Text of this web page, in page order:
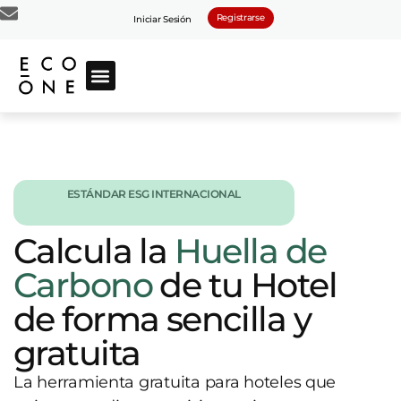
Iniciar Sesión Registrarse
ESTÁNDAR ESG INTERNACIONAL​
Calcula la Huella de
Carbonode tu Hotel
de forma sencilla y
gratuita
La herramienta gratuita para hoteles que